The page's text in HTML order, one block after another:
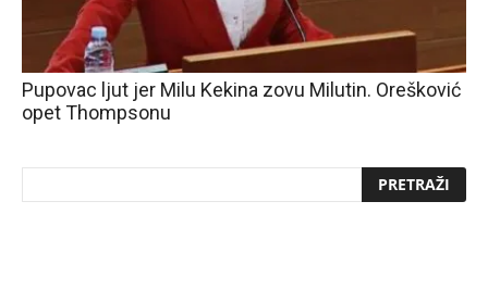
Pupovac ljut jer Milu Kekina zovu Milutin. Orešković
opet Thompsonu